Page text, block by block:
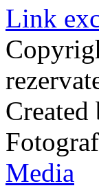
Link
Created
Media